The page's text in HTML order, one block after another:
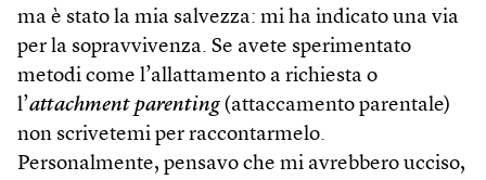
ma è stato la mia salvezza: mi ha indicato una via
per la sopravvivenza. Se avete sperimentato
metodi come l’allattamento a richiesta o
l’attachment parenting(attaccamento parentale)
non scrivetemi per raccontarmelo.
Personalmente, pensavo che mi avrebbero ucciso,